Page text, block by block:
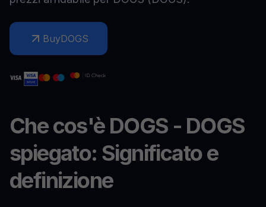
BuyDOGS
Che cos'è DOGS - DOGS
spiegato: Significato e
definizione